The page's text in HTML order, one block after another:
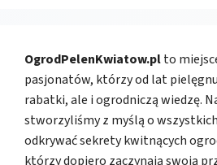
OgrodPelenKwiatow.plto
pasjonatów, którzy od lat
rabatki, ale i ogrodniczą wiedzę.
stworzyliśmy z myślą o
odkrywać sekrety kwitnących
którzy dopiero zaczynają swoją